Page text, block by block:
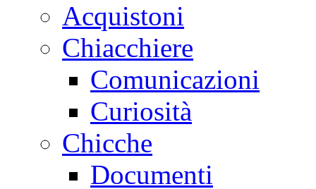
Acquistoni
Chiacchiere
Comunicazioni
Curiosità
Chicche
Documenti